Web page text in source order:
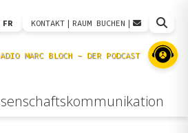
FR KONTAKT | RAUM BUCHEN |